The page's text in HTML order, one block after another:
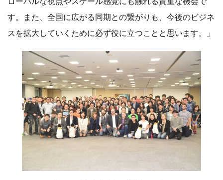
す。また、全国に広がる同期との繋がりも、今後のビジネ
スを拡大していくために必ず役に立つことと思います。」